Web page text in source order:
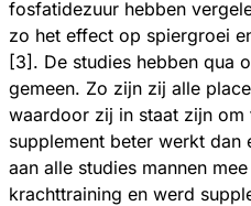
fosfatidezuur hebben
zo het effect op spiergroei
[3]. De studies hebben qua
gemeen. Zo zijn zij alle
waardoor zij in staat zijn
supplement beter werkt dan
aan alle studies mannen
krachttraining en werd